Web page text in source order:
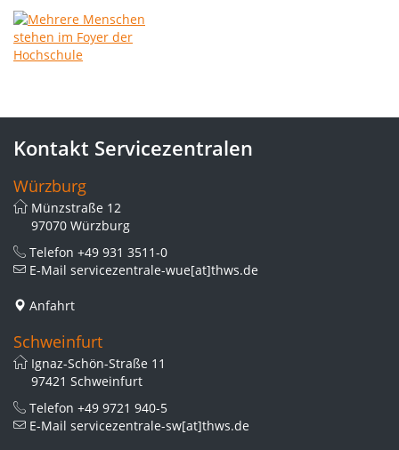
Kontakt Servicezentralen
Würzburg
Münzstraße 12
97070 Würzburg
Telefon +49 931 3511-0
E-Mail servicezentrale-wue[at]thws.de
Anfahrt
Schweinfurt
Ignaz-Schön-Straße 11
97421 Schweinfurt
Telefon +49 9721 940-5
E-Mail servicezentrale-sw[at]thws.de